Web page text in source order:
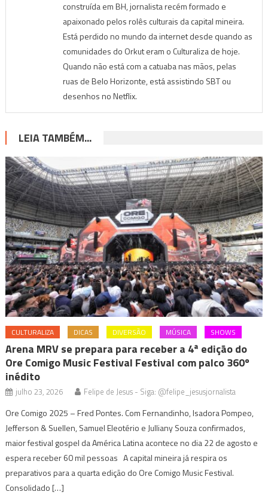
construída em BH, jornalista recém formado e
apaixonado pelos rolês culturais da capital mineira.
Está perdido no mundo da internet desde quando as
comunidades do Orkut eram o Culturaliza de hoje.
Quando não está com a catuaba nas mãos, pelas
ruas de Belo Horizonte, está assistindo SBT ou
desenhos no Netflix.
LEIA TAMBÉM...
CULTURALIZA DICAS DIVERSÃO MÚSICA SHOWS
Arena MRV se prepara para receber a 4ª edição do
Ore Comigo Music Festival Festival com palco 360º
inédito
julho 23, 2026 Felipe de Jesus - Siga: @felipe_jesusjornalista
Ore Comigo 2025 – Fred Pontes. Com Fernandinho, Isadora Pompeo,
Jefferson & Suellen, Samuel Eleotério e Julliany Souza confirmados,
maior festival gospel da América Latina acontece no dia 22 de agosto e
espera receber 60 mil pessoas A capital mineira já respira os
preparativos para a quarta edição do Ore Comigo Music Festival.
Consolidado […]